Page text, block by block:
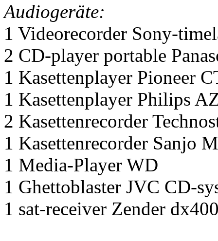
Audiogeräte:
1 Videorecorder Sony-
2 CD-player portable
1 Kasettenplayer Pioneer
1 Kasettenplayer Philips
2 Kasettenrecorder
1 Kasettenrecorder Sanjo
1 Media-Player WD
1 Ghettoblaster JVC CD-
1 sat-receiver Zender